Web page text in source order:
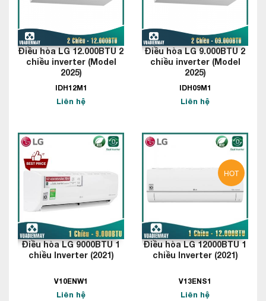
Điều hòa LG 12.000BTU 2
chiều inverter (Model
2025)
IDH12M1
Liên hệ
Điều hòa LG 9.000BTU 2
chiều inverter (Model
2025)
IDH09M1
Liên hệ
Điều hòa LG 9000BTU 1
chiều Inverter (2021)
V10ENW1
Liên hệ
HOT
Điều hòa LG 12000BTU 1
chiều Inverter (2021)
V13ENS1
Liên hệ